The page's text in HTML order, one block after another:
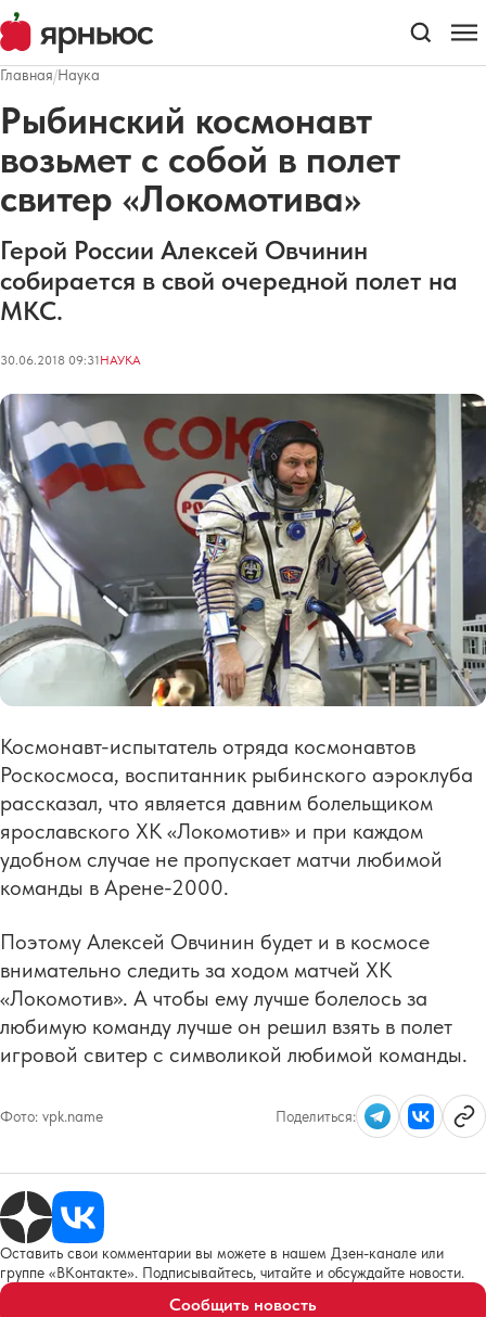
Главная/Наука
Рыбинский космонавт
возьмет с собой в полет
свитер «Локомотива»
Герой России Алексей Овчинин
собирается в свой очередной полет на
МКС.
30.06.2018 09:31НАУКА
Космонавт-испытатель отряда космонавтов
Роскосмоса, воспитанник рыбинского аэроклуба
рассказал, что является давним болельщиком
ярославского ХК «Локомотив» и при каждом
удобном случае не пропускает матчи любимой
команды в Арене-2000.
Поэтому Алексей Овчинин будет и в космосе
внимательно следить за ходом матчей ХК
«Локомотив». А чтобы ему лучше болелось за
любимую команду лучше он решил взять в полет
игровой свитер с символикой любимой команды.
Фото: vpk.name Поделиться:
Оставить свои комментарии вы можете в нашем Дзен-канале или
группе «ВКонтакте». Подписывайтесь, читайте и обсуждайте новости.
Сообщить новость